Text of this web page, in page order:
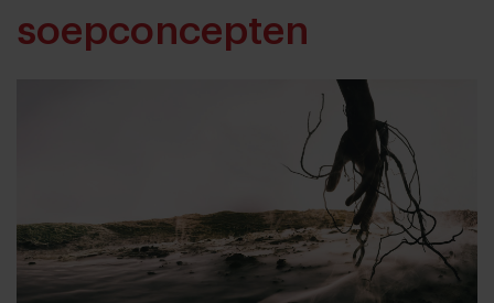
soepconcepten